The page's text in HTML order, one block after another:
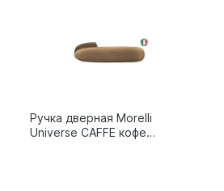
Ручка дверная Morelli
Universe CAFFE кофе